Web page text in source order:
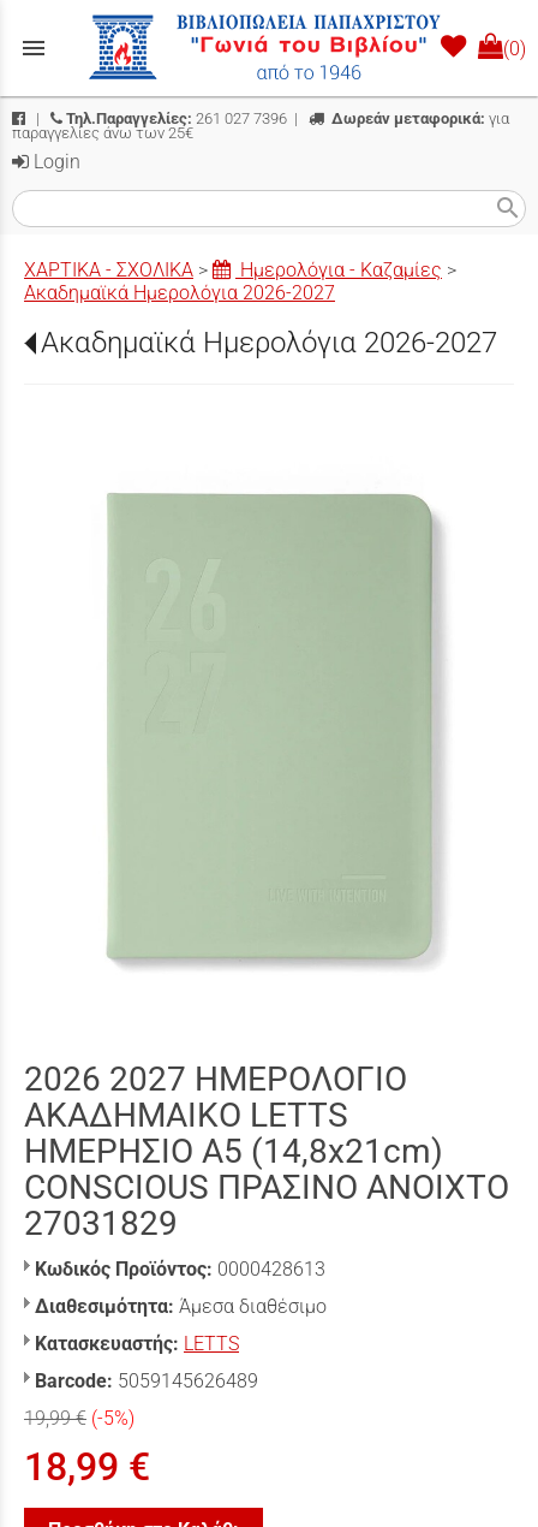
menu (0)
| Τηλ.Παραγγελίες: 261 027 7396 | Δωρεάν μεταφορικά: για
παραγγελίες άνω των 25€
Login
search
ΧΑΡΤΙΚΑ - ΣΧΟΛΙΚΑ > Ημερολόγια - Καζαμίες >
Ακαδημαϊκά Ημερολόγια 2026-2027
Ακαδημαϊκά Ημερολόγια 2026-2027
2026 2027 ΗΜΕΡΟΛΟΓΙΟ
ΑΚΑΔΗΜΑΙΚΟ LETTS
ΗΜΕΡΗΣΙΟ A5 (14,8x21cm)
CONSCIOUS ΠΡΑΣΙΝΟ ΑΝΟΙΧΤΟ
27031829
Κωδικός Προϊόντος: 0000428613
Διαθεσιμότητα: Άμεσα διαθέσιμο
Κατασκευαστής: LETTS
Barcode: 5059145626489
19,99 € (-5%)
18,99 €